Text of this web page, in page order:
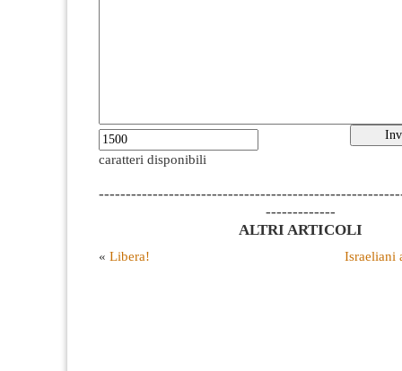
caratteri disponibili
-------------
ALTRI ARTICOLI
« Libera! Israeliani